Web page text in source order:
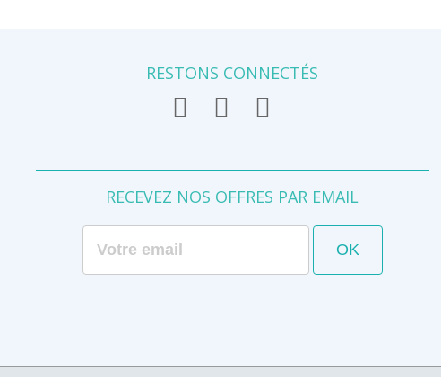
RESTONS CONNECTÉS
RECEVEZ NOS OFFRES PAR EMAIL